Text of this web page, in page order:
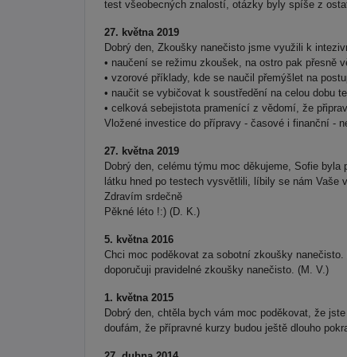
test všeobecných znalostí, otázky byly spíše z
27. května 2019
Dobrý den, Zkoušky nanečisto jsme využili k
• naučení se režimu zkoušek, na ostro pak přesně
• vzorové příklady, kde se naučil přemýšlet na
• naučit se vybičovat k soustředění na celou dobu
• celková sebejistota pramenící z vědomí, že
Vložené investice do přípravy - časové i finanční -
27. května 2019
Dobrý den, celému týmu moc děkujeme, Sofie
látku hned po testech vysvětlili, líbily se nám Vaše
Zdravím srdečně
Pěkné léto !:) (D. K.)
5. května 2016
Chci moc poděkovat za sobotní zkoušky
doporučuji pravidelné zkoušky nanečisto. (M. V.)
1. května 2015
Dobrý den, chtěla bych vám moc poděkovat, že
doufám, že přípravné kurzy budou ještě dlouho